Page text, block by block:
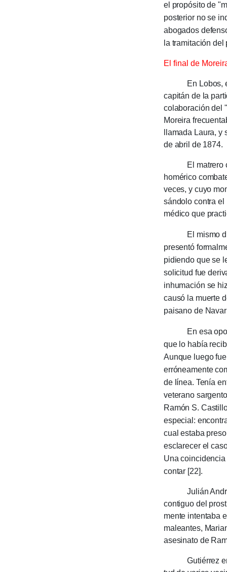
el propósito de
posterior no se
aboga­dos
la trami­tación del
El final de
En Lobos, el
capitán de la
colabora­ción del
Moreira
llamada Laura,
de abril de 1874.
El matrero
homérico
veces, y cuyo
sándo­lo contra el
médico que
El mismo día a
presentó
pidiendo que se
solicitud fue
inhuma­ción se
causó la muerte
paisano de
En esa
que lo había
Aun­que luego
erróneamente
de línea. Tenía
vete­rano
Ramón S.
espe­cial:
cual estaba
esclarecer el
Una
contar [22].
Ju­lián
contiguo del
mente intentaba
malean­tes,
asesi­nato de
Gutié­rrez